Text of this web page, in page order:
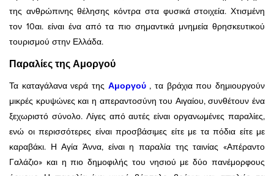
της ανθρώπινης θέλησης κόντρα στα φυσικά στοιχεία. Χτισμένη
τον 10αι. είναι ένα από τα πιο σημαντικά μνημεία θρησκευτικού
τουρισμού στην Ελλάδα.
Παραλίες της Αμοργού
Τα καταγάλανα νερά της Αμοργού, τα βράχια που δημιουργούν
μικρές κρυψώνες και η απεραντοσύνη του Αιγαίου, συνθέτουν ένα
ξεχωριστό σύνολο. Λίγες από αυτές είναι οργανωμένες παραλίες,
ενώ οι περισσότερες είναι προσβάσιμες είτε με τα πόδια είτε με
καραβάκι. Η Αγία Άννα, είναι η παραλία της ταινίας «Απέραντο
Γαλάζιο» και η πιο δημοφιλής του νησιού με δύο πανέμορφους